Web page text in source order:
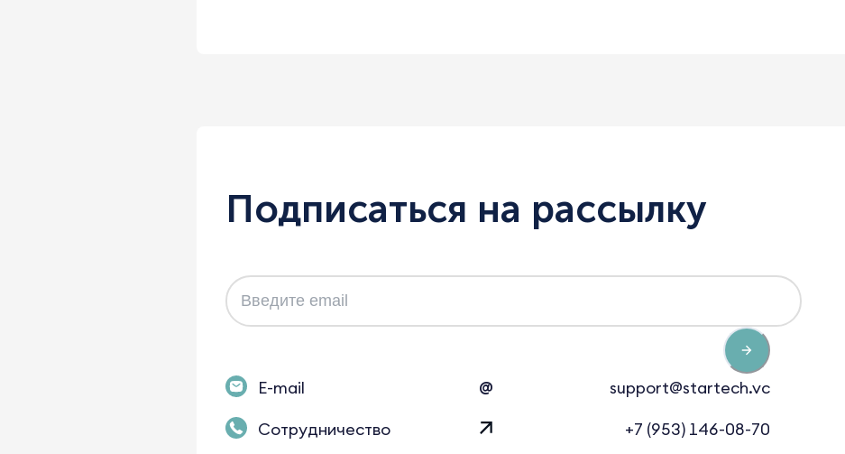
Подписаться на рассылку
E-mail @
support@startech.vc
Сотрудничество
+7 (953) 146-08-70